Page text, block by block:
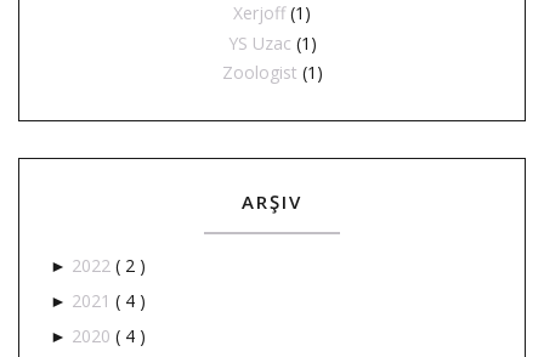
Xerjoff (1)
YS Uzac (1)
Zoologist (1)
ARŞIV
► 2022 ( 2 )
► 2021 ( 4 )
► 2020 ( 4 )